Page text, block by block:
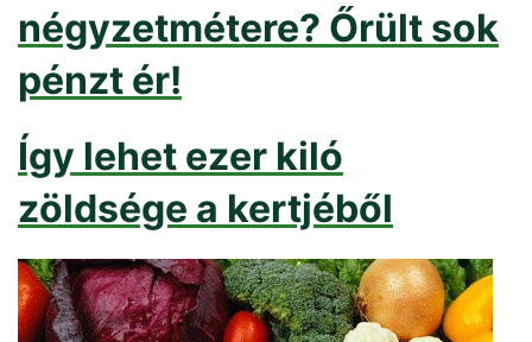
négyzetmétere? Őrült sok
pénzt ér!
Így lehet ezer kiló
zöldsége a kertjéből